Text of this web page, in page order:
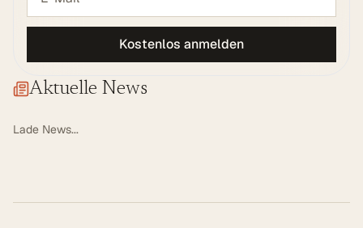
Kostenlos anmelden
Aktuelle News
Lade News...